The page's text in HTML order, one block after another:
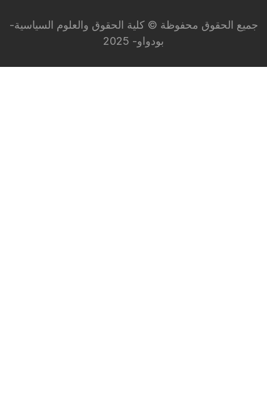
جميع الحقوق محفوظة © كلية الحقوق والعلوم السياسية-
بودواو- 2025